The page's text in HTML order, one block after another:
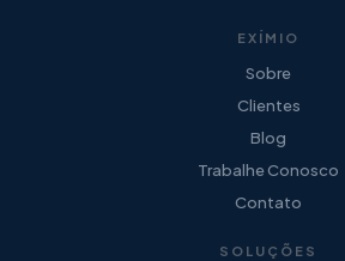
EXÍMIO
Sobre
Clientes
Blog
Trabalhe Conosco
Contato
SOLUÇÕES